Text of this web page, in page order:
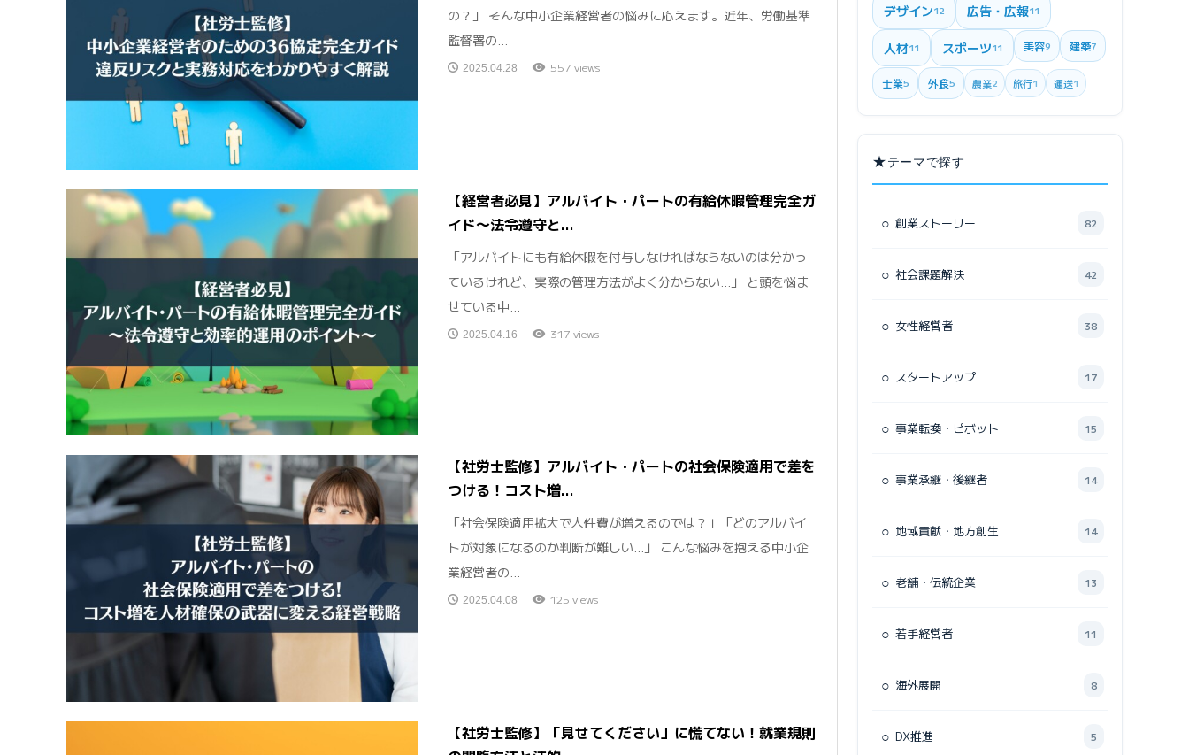
の？」 そんな中小企業経営者の悩みに応えます。近年、労働基準
監督署の...
2025.04.28 557 views
【経営者必見】アルバイト・パートの有給休暇管理完全ガ
イド〜法令遵守と...
「アルバイトにも有給休暇を付与しなければならないのは分かっ
ているけれど、実際の管理方法がよく分からない…」 と頭を悩ま
せている中...
2025.04.16 317 views
【社労士監修】アルバイト・パートの社会保険適用で差を
つける！コスト増...
「社会保険適用拡大で人件費が増えるのでは？」「どのアルバイ
トが対象になるのか判断が難しい…」 こんな悩みを抱える中小企
業経営者の...
2025.04.08 125 views
【社労士監修】「見せてください」に慌てない！就業規則
デザイン12 広告・広報11
人材11 スポーツ11 美容9 建築7
士業5 外食5 農業2 旅行1 運送1
★テーマで探す
○ 創業ストーリー 82
○ 社会課題解決 42
○ 女性経営者 38
○ スタートアップ 17
○ 事業転換・ピボット 15
○ 事業承継・後継者 14
○ 地域貢献・地方創生 14
○ 老舗・伝統企業 13
○ 若手経営者 11
○ 海外展開 8
○ DX推進 5